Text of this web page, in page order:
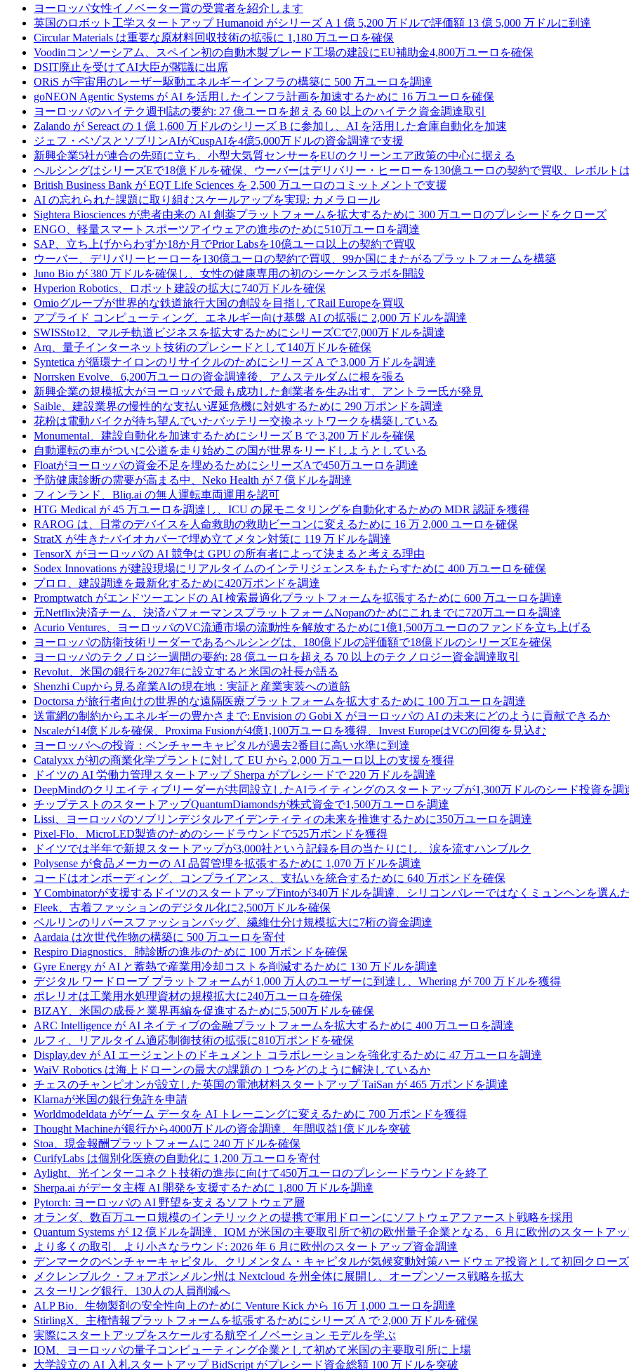
ヨーロッパ女性イノベーター賞の受賞者を紹介します
英国のロボット工学スタートアップ Humanoid がシリーズ A 1 億 5,200 万ドルで評価額 13 億 5,000 万ドルに到達
Circular Materials は重要な原材料回収技術の拡張に 1,180 万ユーロを確保
Voodinコンソーシアム、スペイン初の自動木製ブレード工場の建設にEU補助金4,800万ユーロを確保
DSIT廃止を受けてAI大臣が閣議に出席
ORiS が宇宙用のレーザー駆動エネルギーインフラの構築に 500 万ユーロを調達
goNEON Agentic Systems が AI を活用したインフラ計画を加速するために 16 万ユーロを確保
ヨーロッパのハイテク週刊誌の要約: 27 億ユーロを超える 60 以上のハイテク資金調達取引
Zalando が Sereact の 1 億 1,600 万ドルのシリーズ B に参加し、AI を活用した倉庫自動化を加速
ジェフ・ベゾスとソブリンAIがCuspAIを4億5,000万ドルの資金調達で支援
新興企業5社が連合の先頭に立ち、小型大気質センサーをEUのクリーンエア政策の中心に据える
ヘルシングはシリーズEで18億ドルを確保、ウーバーはデリバリー・ヒーローを130億ユーロの契約で買収、レボルト
British Business Bank が EQT Life Sciences を 2,500 万ユーロのコミットメントで支援
AI の忘れられた課題に取り組むスケールアップを実現: カメラロール
Sightera Biosciences が患者由来の AI 創薬プラットフォームを拡大するために 300 万ユーロのプレシードをクローズ
ENGO、軽量スマートスポーツアイウェアの進歩のために510万ユーロを調達
SAP、立ち上げからわずか18か月でPrior Labsを10億ユーロ以上の契約で買収
ウーバー、デリバリーヒーローを130億ユーロの契約で買収、99か国にまたがるプラットフォームを構築
Juno Bio が 380 万ドルを確保し、女性の健康専用の初のシーケンスラボを開設
Hyperion Robotics、ロボット建設の拡大に740万ドルを確保
Omioグループが世界的な鉄道旅行大国の創設を目指してRail Europeを買収
アプライド コンピューティング、エネルギー向け基盤 AI の拡張に 2,000 万ドルを調達
SWISSto12、マルチ軌道ビジネスを拡大するためにシリーズCで7,000万ドルを調達
Arq、量子インターネット技術のプレシードとして140万ドルを確保
Syntetica が循環ナイロンのリサイクルのためにシリーズ A で 3,000 万ドルを調達
Norrsken Evolve、6,200万ユーロの資金調達後、アムステルダムに根を張る
新興企業の規模拡大がヨーロッパで最も成功した創業者を生み出す、アントラー氏が発見
Saible、建設業界の慢性的な支払い遅延危機に対処するために 290 万ポンドを調達
花粉は電動バイクが待ち望んでいたバッテリー交換ネットワークを構築している
Monumental、建設自動化を加速するためにシリーズ B で 3,200 万ドルを確保
自動運転の車がついに公道を走り始めこの国が世界をリードしようとしている
Floatがヨーロッパの資金不足を埋めるためにシリーズAで450万ユーロを調達
予防健康診断の需要が高まる中、Neko Health が 7 億ドルを調達
フィンランド、Bliq.ai の無人運転車両運用を認可
HTG Medical が 45 万ユーロを調達し、ICU の尿モニタリングを自動化するための MDR 認証を獲得
RAROG は、日常のデバイスを人命救助の救助ビーコンに変えるために 16 万 2,000 ユーロを確保
StratX が生きたバイオカバーで埋め立てメタン対策に 119 万ドルを調達
TensorX がヨーロッパの AI 競争は GPU の所有者によって決まると考える理由
Sodex Innovations が建設現場にリアルタイムのインテリジェンスをもたらすために 400 万ユーロを確保
プロロ、建設調達を最新化するために420万ポンドを調達
Promptwatch がエンドツーエンドの AI 検索最適化プラットフォームを拡張するために 600 万ユーロを調達
元Netflix決済チーム、決済パフォーマンスプラットフォームNopanのためにこれまでに720万ユーロを調達
Acurio Ventures、ヨーロッパのVC流通市場の流動性を解放するために1億1,500万ユーロのファンドを立ち上げる
ヨーロッパの防衛技術リーダーであるヘルシングは、180億ドルの評価額で18億ドルのシリーズEを確保
ヨーロッパのテクノロジー週間の要約: 28 億ユーロを超える 70 以上のテクノロジー資金調達取引
Revolut、米国の銀行を2027年に設立すると米国の社長が語る
Shenzhi Cupから見る産業AIの現在地：実証と産業実装への道筋
Doctorsa が旅行者向けの世界的な遠隔医療プラットフォームを拡大するために 100 万ユーロを調達
送電網の制約からエネルギーの豊かさまで: Envision の Gobi X がヨーロッパの AI の未来にどのように貢献できるか
Nscaleが14億ドルを確保、Proxima Fusionが4億1,100万ユーロを獲得、Invest EuropeはVCの回復を見込む
ヨーロッパへの投資：ベンチャーキャピタルが過去2番目に高い水準に到達
Catalyxx が初の商業化学プラントに対して EU から 2,000 万ユーロ以上の支援を獲得
ドイツの AI 労働力管理スタートアップ Sherpa がプレシードで 220 万ドルを調達
DeepMindのクリエイティブリーダーが共同設立したAIライティングのスタートアップが1,300万ドルのシード投資を調
チップテストのスタートアップQuantumDiamondsが株式資金で1,500万ユーロを調達
Lissi、ヨーロッパのソブリンデジタルアイデンティティの未来を推進するために350万ユーロを調達
Pixel-Flo、MicroLED製造のためのシードラウンドで525万ポンドを獲得
ドイツでは半年で新規スタートアップが3,000社という記録を目の当たりにし、涙を流すハンブルク
Polysense が食品メーカーの AI 品質管理を拡張するために 1,070 万ドルを調達
コードはオンボーディング、コンプライアンス、支払いを統合するために 640 万ポンドを確保
Y Combinatorが支援するドイツのスタートアップFintoが340万ドルを調達、シリコンバレーではなくミュンヘンを選ん
Fleek、古着ファッションのデジタル化に2,500万ドルを確保
ベルリンのリバースファッションバッグ、繊維仕分け規模拡大に7桁の資金調達
Aardaia は次世代作物の構築に 500 万ユーロを寄付
Respiro Diagnostics、肺診断の進歩のために 100 万ポンドを確保
Gyre Energy が AI と蓄熱で産業用冷却コストを削減するために 130 万ドルを調達
デジタル ワードローブ プラットフォームが 1,000 万人のユーザーに到達し、Whering が 700 万ドルを獲得
ポレリオは工業用水処理資材の規模拡大に240万ユーロを確保
BIZAY、米国の成長と業界再編を促進するために5,500万ドルを確保
ARC Intelligence が AI ネイティブの金融プラットフォームを拡大するために 400 万ユーロを調達
ルフィ、リアルタイム適応制御技術の拡張に810万ポンドを確保
Display.dev が AI エージェントのドキュメント コラボレーションを強化するために 47 万ユーロを調達
WaiV Robotics は海上ドローンの最大の課題の 1 つをどのように解決しているか
チェスのチャンピオンが設立した英国の電池材料スタートアップ TaiSan が 465 万ポンドを調達
Klarnaが米国の銀行免許を申請
Worldmodeldata がゲーム データを AI トレーニングに変えるために 700 万ポンドを獲得
Thought Machineが銀行から4000万ドルの資金調達、年間収益1億ドルを突破
Stoa、現金報酬プラットフォームに 240 万ドルを確保
CurifyLabs は個別化医療の自動化に 1,200 万ユーロを寄付
Aylight、光インターコネクト技術の進歩に向けて450万ユーロのプレシードラウンドを終了
Sherpa.ai がデータ主権 AI 開発を支援するために 1,800 万ドルを調達
Pytorch: ヨーロッパの AI 野望を支えるソフトウェア層
オランダ、数百万ユーロ規模のインテリックとの提携で軍用ドローンにソフトウェアファースト戦略を採用
Quantum Systems が 12 億ドルを調達、IQM が米国の主要取引所で初の欧州量子企業となる、6 月に欧州のスタートア
より多くの取引、より小さなラウンド: 2026 年 6 月に欧州のスタートアップ資金調達
デンマークのベンチャーキャピタル、クリメンタム・キャピタルが気候変動対策ハードウェア投資として初回クロー
メクレンブルク・フォアポンメルン州は Nextcloud を州全体に展開し、オープンソース戦略を拡大
スターリング銀行、130人の人員削減へ
ALP Bio、生物製剤の安全性向上のために Venture Kick から 16 万 1,000 ユーロを調達
StirlingX、主権情報プラットフォームを拡張するためにシリーズ A で 2,000 万ドルを確保
実際にスタートアップをスケールする航空イノベーション モデルを学ぶ
IQM、ヨーロッパの量子コンピューティング企業として初めて米国の主要取引所に上場
大学設立の AI 入札スタートアップ BidScript がプレシード資金総額 100 万ドルを突破